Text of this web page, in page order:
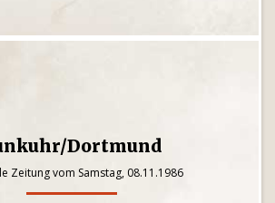
Dortmund
Zeitung vom Samstag, 08.11.1986